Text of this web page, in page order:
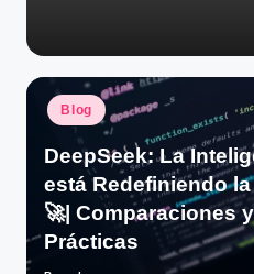
Publicado
en
Blog
DeepSeek: La
está Redefiniendo
🚀| Comparaciones
Prácticas